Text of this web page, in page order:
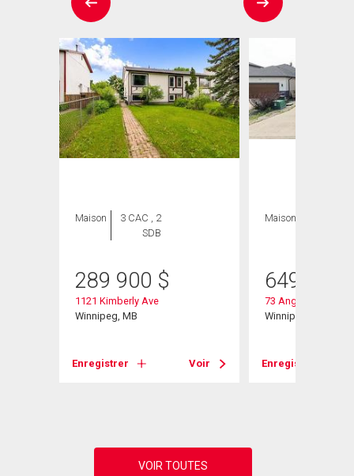
Maison
3 CAC , 2
SDB
289 900 $
1121 Kimberly Ave
Winnipeg, MB
Enregistrer Voir
Maison
649 900
73 Angela Everts Dr
Winnipeg, MB
Enregistrer